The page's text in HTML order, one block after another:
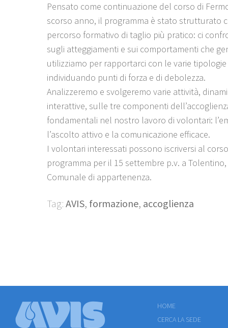
Pensato come continuazione del corso di
scorso anno, il programma è stato strutturato
percorso formativo di taglio più pratico: ci
sugli atteggiamenti e sui comportamenti che
utilizziamo per rapportarci con le varie
individuando punti di forza e di debolezza.
Analizzeremo e svolgeremo varie attività,
interattive, sulle tre componenti
fondamentali nel nostro lavoro di volontari:
l’ascolto attivo e la comunicazione efficace.
I volontari interessati possono iscriversi al
programma per il 15 settembre p.v. a
Comunale di appartenenza.
Tag: AVIS, formazione, accoglienza
HOME
CERCA LA SEDE